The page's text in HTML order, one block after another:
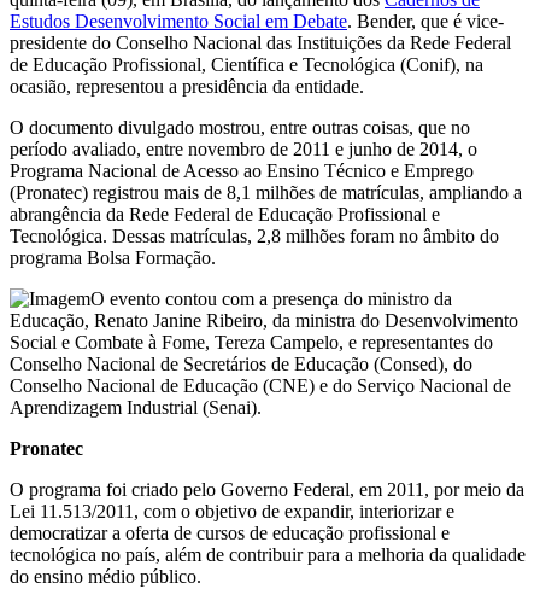
Estudos Desenvolvimento Social em Debate. Bender, que é vice-
presidente do Conselho Nacional das Instituições da Rede Federal
de Educação Profissional, Científica e Tecnológica (Conif), na
ocasião, representou a presidência da entidade.
O documento divulgado mostrou, entre outras coisas, que no
período avaliado, entre novembro de 2011 e junho de 2014, o
Programa Nacional de Acesso ao Ensino Técnico e Emprego
(Pronatec) registrou mais de 8,1 milhões de matrículas, ampliando a
abrangência da Rede Federal de Educação Profissional e
Tecnológica. Dessas matrículas, 2,8 milhões foram no âmbito do
programa Bolsa Formação.
O evento contou com a presença do ministro da
Educação, Renato Janine Ribeiro, da ministra do Desenvolvimento
Social e Combate à Fome, Tereza Campelo, e representantes do
Conselho Nacional de Secretários de Educação (Consed), do
Conselho Nacional de Educação (CNE) e do Serviço Nacional de
Aprendizagem Industrial (Senai).
Pronatec
O programa foi criado pelo Governo Federal, em 2011, por meio da
Lei 11.513/2011, com o objetivo de expandir, interiorizar e
democratizar a oferta de cursos de educação profissional e
tecnológica no país, além de contribuir para a melhoria da qualidade
do ensino médio público.